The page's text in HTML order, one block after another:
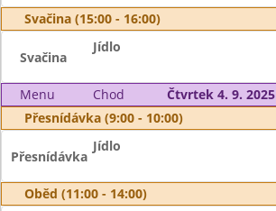
Svačina (15:00 - 16:00)
Svačina
Jídlo
Menu Chod
Čtvrtek 4. 9. 2025
Přesnídávka (9:00 - 10:00)
Přesnídávka
Jídlo
Oběd (11:00 - 14:00)